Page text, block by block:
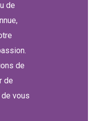
de
de
de
vous